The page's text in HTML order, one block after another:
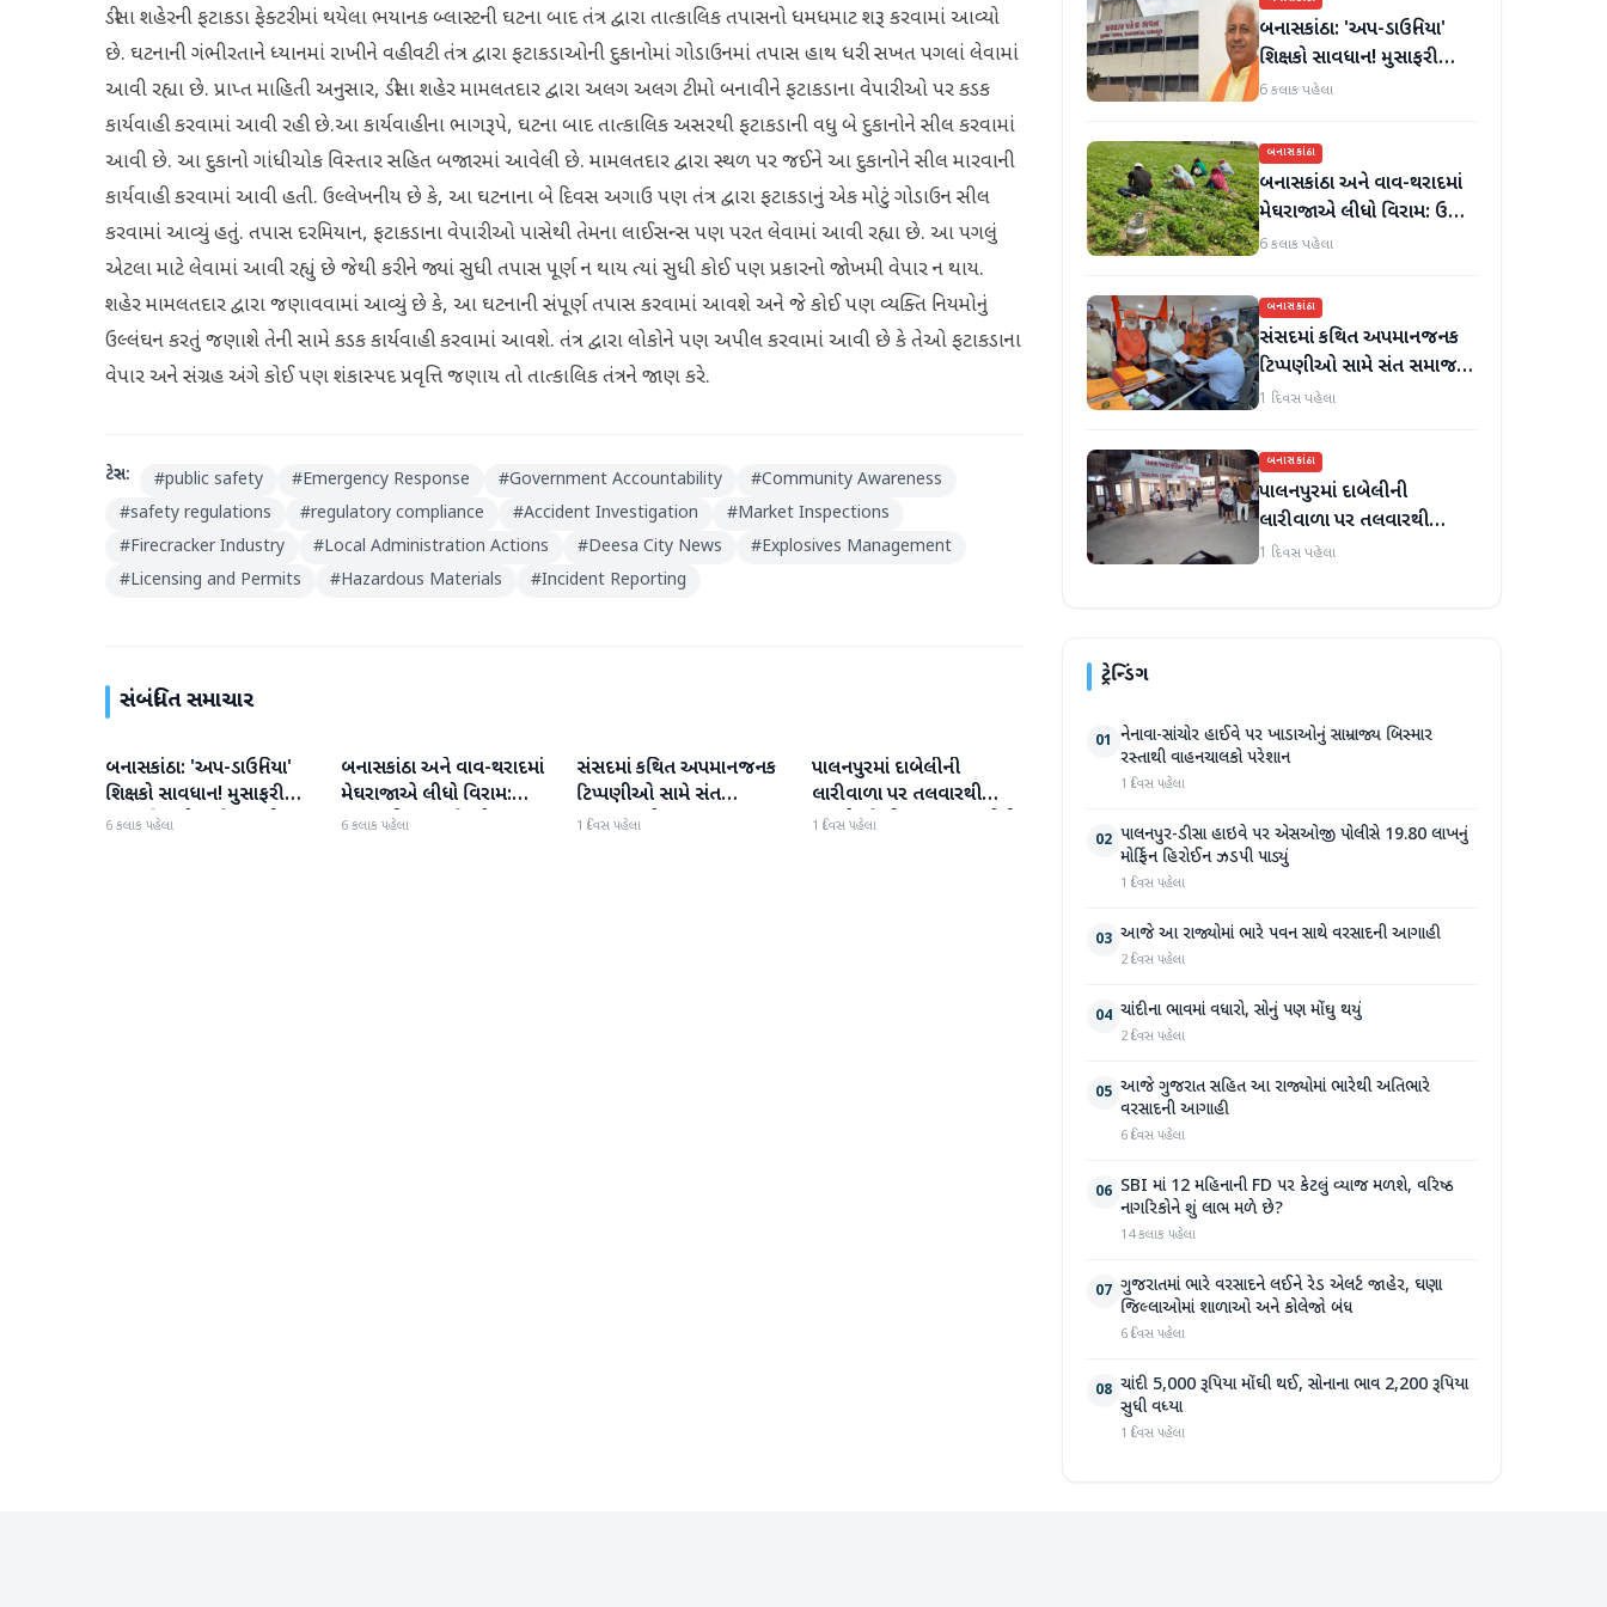
ડીસા શહેરની ફટાકડા ફેક્ટરીમાં થયેલા ભયાનક બ્લાસ્ટની ઘટના બાદ તંત્ર દ્વારા તાત્કાલિક તપાસનો ધમધમાટ શરૂ કરવામાં આવ્યો
છે. ઘટનાની ગંભીરતાને ધ્યાનમાં રાખીને વહીવટી તંત્ર દ્વારા ફટાકડાઓની દુકાનોમાં ગોડાઉનમાં તપાસ હાથ ધરી સખત પગલાં લેવામાં
આવી રહ્યા છે. પ્રાપ્ત માહિતી અનુસાર, ડીસા શહેર મામલતદાર દ્વારા અલગ અલગ ટીમો બનાવીને ફટાકડાના વેપારીઓ પર કડક
કાર્યવાહી કરવામાં આવી રહી છે.આ કાર્યવાહીના ભાગરૂપે, ઘટના બાદ તાત્કાલિક અસરથી ફટાકડાની વધુ બે દુકાનોને સીલ કરવામાં
આવી છે. આ દુકાનો ગાંધીચોક વિસ્તાર સહિત બજારમાં આવેલી છે. મામલતદાર દ્વારા સ્થળ પર જઈને આ દુકાનોને સીલ મારવાની
કાર્યવાહી કરવામાં આવી હતી. ઉલ્લેખનીય છે કે, આ ઘટનાના બે દિવસ અગાઉ પણ તંત્ર દ્વારા ફટાકડાનું એક મોટું ગોડાઉન સીલ
કરવામાં આવ્યું હતું. તપાસ દરમિયાન, ફટાકડાના વેપારીઓ પાસેથી તેમના લાઈસન્સ પણ પરત લેવામાં આવી રહ્યા છે. આ પગલું
એટલા માટે લેવામાં આવી રહ્યું છે જેથી કરીને જ્યાં સુધી તપાસ પૂર્ણ ન થાય ત્યાં સુધી કોઈ પણ પ્રકારનો જોખમી વેપાર ન થાય.
શહેર મામલતદાર દ્વારા જણાવવામાં આવ્યું છે કે, આ ઘટનાની સંપૂર્ણ તપાસ કરવામાં આવશે અને જે કોઈ પણ વ્યક્તિ નિયમોનું
ઉલ્લંઘન કરતું જણાશે તેની સામે કડક કાર્યવાહી કરવામાં આવશે. તંત્ર દ્વારા લોકોને પણ અપીલ કરવામાં આવી છે કે તેઓ ફટાકડાના
વેપાર અને સંગ્રહ અંગે કોઈ પણ શંકાસ્પદ પ્રવૃત્તિ જણાય તો તાત્કાલિક તંત્રને જાણ કરે.
ટેગ્સ: #public safety #Emergency Response #Government Accountability #Community Awareness
#safety regulations #regulatory compliance #Accident Investigation #Market Inspections
#Firecracker Industry #Local Administration Actions #Deesa City News #Explosives Management
#Licensing and Permits #Hazardous Materials #Incident Reporting
સંબંધિત સમાચાર
બનાસકાંઠા
બનાસકાંઠા: 'અપ-ડાઉનિયા'
શિક્ષકો સાવધાન! મુસાફરી
કરતા શિક્ષકો સામે તવાઈ હાથ
6 કલાક પહેલા
બનાસકાંઠા
બનાસકાંઠા અને વાવ-થરાદમાં
મેઘરાજાએ લીધો વિરામ:
ઉઘાડ નીકળતાં ખેડૂતોમાં
6 કલાક પહેલા
બનાસકાંઠા
સંસદમાં કથિત અપમાનજનક
ટિપ્પણીઓ સામે સંત
સમાજમાં રોષ: પાલનપુરમાં
1 દિવસ પહેલા
બનાસકાંઠા
પાલનપુરમાં દાબેલીની
લારીવાળા પર તલવારથી
હુમલો: બે ઈજાગ્રસ્ત, આરોપી
1 દિવસ પહેલા
બનાસકાંઠા: 'અપ-ડાઉનિયા'
શિક્ષકો સાવધાન! મુસાફરી
કરતા શિક્ષકો સામે તવાઈ હાથ
6 કલાક પહેલા
બનાસકાંઠા
બનાસકાંઠા અને વાવ-થરાદમાં
મેઘરાજાએ લીધો વિરામ: ઉઘાડ
નીકળતાં ખેડૂતોમાં આનંદનો
6 કલાક પહેલા
બનાસકાંઠા
સંસદમાં કથિત અપમાનજનક
ટિપ્પણીઓ સામે સંત સમાજમાં
રોષ: પાલનપુરમાં VHP સાથે
આવેદનપત્ર આપ્યું
1 દિવસ પહેલા
બનાસકાંઠા
પાલનપુરમાં દાબેલીની
લારીવાળા પર તલવારથી
હુમલો: બે ઈજાગ્રસ્ત, આરોપી
1 દિવસ પહેલા
ટ્રેન્ડિંગ
01 નેનાવા-સાંચોર હાઈવે પર ખાડાઓનું સામ્રાજ્ય બિસ્માર
રસ્તાથી વાહનચાલકો પરેશાન
1 દિવસ પહેલા
02 પાલનપુર-ડીસા હાઇવે પર એસઓજી પોલીસે 19.80 લાખનું
મોર્ફિન હિરોઈન ઝડપી પાડ્યું
1 દિવસ પહેલા
03 આજે આ રાજ્યોમાં ભારે પવન સાથે વરસાદની આગાહી
2 દિવસ પહેલા
04 ચાંદીના ભાવમાં વધારો, સોનું પણ મોંઘુ થયું
2 દિવસ પહેલા
05 આજે ગુજરાત સહિત આ રાજ્યોમાં ભારેથી અતિભારે
વરસાદની આગાહી
6 દિવસ પહેલા
06 SBI માં 12 મહિનાની FD પર કેટલું વ્યાજ મળશે, વરિષ્ઠ
નાગરિકોને શું લાભ મળે છે?
14 કલાક પહેલા
07 ગુજરાતમાં ભારે વરસાદને લઈને રેડ એલર્ટ જાહેર, ઘણા
જિલ્લાઓમાં શાળાઓ અને કોલેજો બંધ
6 દિવસ પહેલા
08 ચાંદી 5,000 રૂપિયા મોંઘી થઈ, સોનાના ભાવ 2,200 રૂપિયા
સુધી વધ્યા
1 દિવસ પહેલા